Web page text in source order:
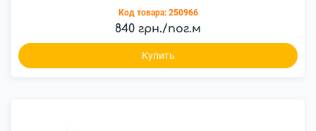
Код товара: 250966
840 грн./пог.м
Купить